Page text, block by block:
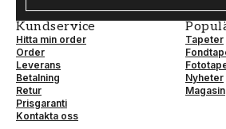
Kundservice
Hitta min order
Order
Leverans
Betalning
Retur
Prisgaranti
Kontakta oss
Tapeter
Nyheter
Magasin